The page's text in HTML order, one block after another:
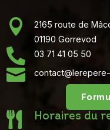

2165 route de
01190 Gorrevod
 03 71 41 05 50

 Horaires du